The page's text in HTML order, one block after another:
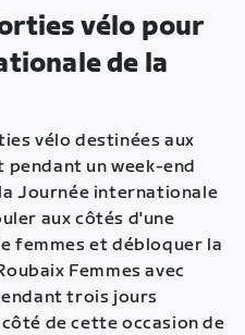
vélo pour
de la
vélo destinées aux
un week-end
Journée internationale
aux côtés d'une
femmes et débloquer la
Femmes avec
trois jours
de cette occasion de